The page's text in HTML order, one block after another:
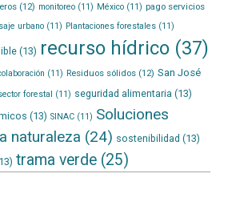
(12) monitoreo(11) México(11) pago servicios
urbano(11) Plantaciones forestales(11)
(13) recurso hídrico(37)
(11) Residuos sólidos(12) San José
forestal (11) seguridad alimentaria (13)
(13) SINAC(11) Soluciones
naturaleza (24) sostenibilidad (13)
trama verde(25)